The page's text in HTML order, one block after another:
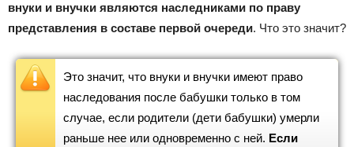
внуки и внучки являются наследниками по праву
представления в составе первой очереди. Что это значит?
Это значит, что внуки и внучки имеют право
наследования после бабушки только в том
случае, если родители (дети бабушки) умерли
раньше нее или одновременно с ней. Если